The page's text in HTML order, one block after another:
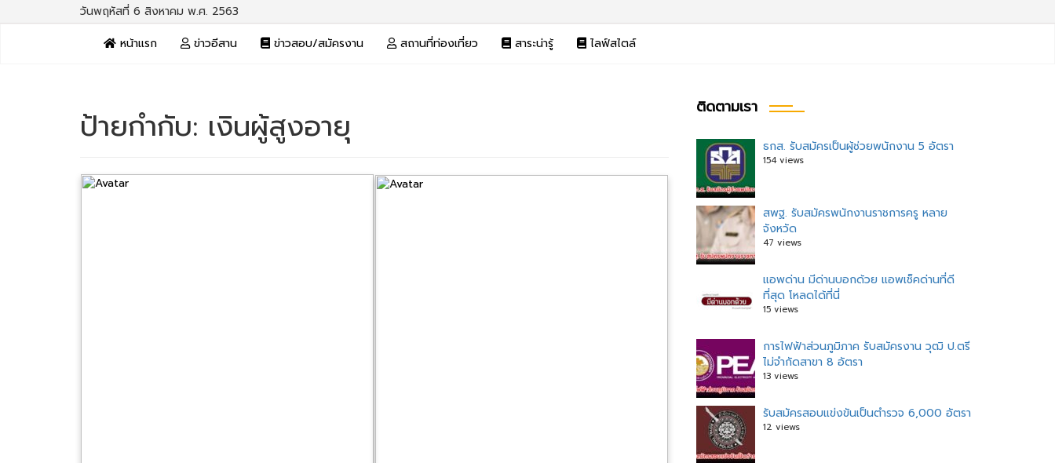
วันพฤหัสที่ 6 สิงหาคม พ.ศ. 2563
หน้าแรก
ข่าวอีสาน ข่าวสอบ/สมัครงาน สถานที่ท่องเที่ยว สาระน่ารู้ ไลฟ์สไตล์
ป้ายกำกับ: เงินผู้สูงอายุ ติดตามเรา
ธกส. รับสมัครเป็นผู้ช่วยพนักงาน 5 อัตรา
154 views
สพฐ. รับสมัครพนักงานราชการครู หลาย
จังหวัด
47 views
แอพด่าน มีด่านบอกด้วย แอพเช็คด่านที่ดี
ที่สุด โหลดได้ที่นี่
15 views
การไฟฟ้าส่วนภูมิภาค รับสมัครงาน วุฒิ ป.ตรี
ไม่จำกัดสาขา 8 อัตรา
13 views
รับสมัครสอบแข่งขันเป็นตำรวจ 6,000 อัตรา
12 views